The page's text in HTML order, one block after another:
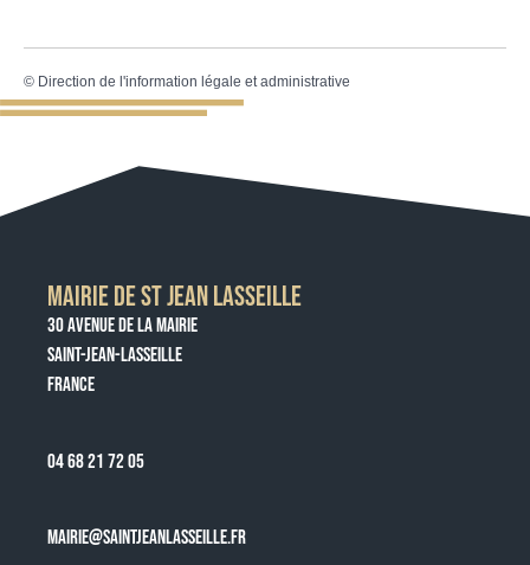
© Direction de l'information légale et administrative
MAIRIE DE ST JEAN LASSEILLE
30 AVENUE DE LA MAIRIE
SAINT-JEAN-LASSEILLE
FRANCE
04 68 21 72 05
MAIRIE@SAINTJEANLASSEILLE.FR